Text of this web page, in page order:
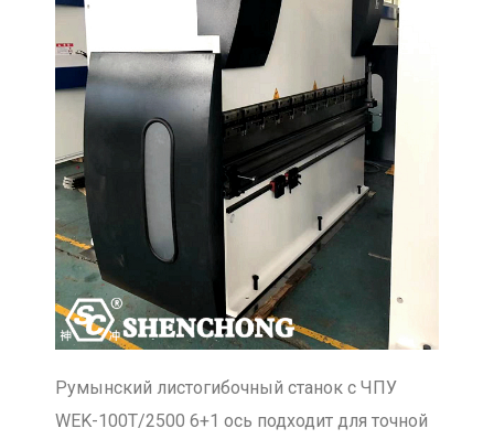
Румынский листогибочный станок с ЧПУ
WEK-100T/2500 6+1 ось подходит для точной